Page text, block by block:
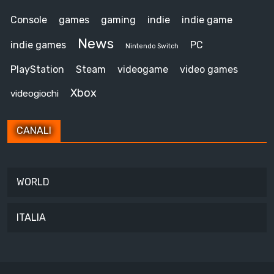
Console games gaming indie indie game
indie games News Nintendo Switch PC
PlayStation Steam videogame video games
videogiochi Xbox
CANALI
WORLD
ITALIA